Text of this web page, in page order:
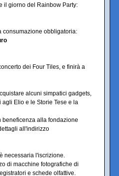
il giorno del Rainbow Party:
consumazione obbligatoria:
dei Four Tiles, e finirà a
alcuni simpatici gadgets,
Elio e le Storie Tese e la
beneficenza alla fondazione
all'indirizzo
necessaria l'iscrizione.
di macchine fotografiche di
e schede olfattive.